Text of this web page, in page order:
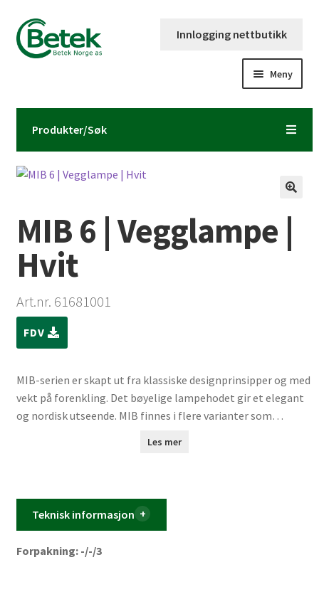
Hopp
til
navigasjon
Hopp
til
innhold
Innlogging nettbutikk
Meny
Forsiden
Kontaktinformasjon
Om Betek Norge AS
Fold
Volumpriser
MIB 6 | Vegglampe |
Hvit
Art.nr. 61681001
FDV
MIB-serien er skapt ut fra klassiske designprinsipper og med
vekt på forenkling. Det bøyelige lampehodet gir et elegant
og nordisk utseende. MIB finnes i flere varianter som
innbyr deg til å kaste lys over tilværelsen. Det smale
lampehodet avgir et presist og retningsbestemt lys.
Les mer
Teknisk informasjon
Forpakning: -/-/3
Produkter/Søk